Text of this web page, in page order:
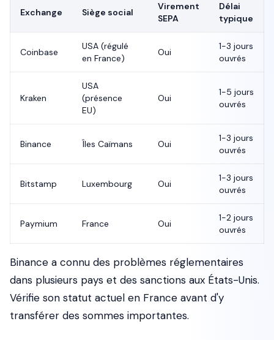
Exchange Siège social
Virement
SEPA
Délai
typique
Coinbase
USA (régulé
en France)
Oui
1-3 jours
ouvrés
Kraken
USA
(présence
EU)
Oui
1-5 jours
ouvrés
Binance Îles Caïmans Oui
1-3 jours
ouvrés
Bitstamp Luxembourg Oui
1-3 jours
ouvrés
Paymium France Oui
1-2 jours
ouvrés
Binance a connu des problèmes réglementaires
dans plusieurs pays et des sanctions aux États-Unis.
Vérifie son statut actuel en France avant d'y
transférer des sommes importantes.